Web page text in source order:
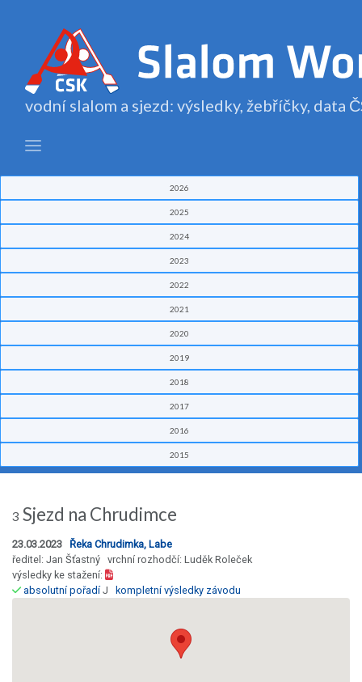
vodní slalom a sjezd: výsledky, žebříčky, data
2026
2025
2024
2023
2022
2021
2020
2019
2018
2017
2016
2015
3 Sjezd na Chrudimce
23.03.2023 Řeka Chrudimka, Labe
ředitel: Jan Šťastný vrchní rozhodčí: Luděk Roleček
výsledky ke stažení:
absolutní pořadíJ kompletní výsledky závodu